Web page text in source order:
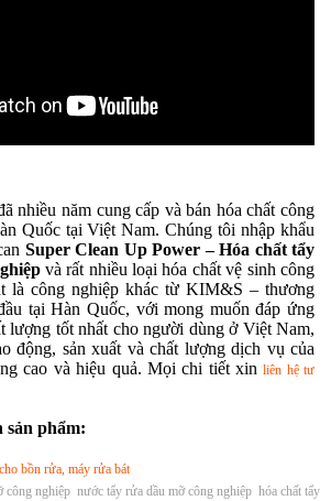
nhiều năm cung cấp và bán hóa chất công
Quốc tại Việt Nam. Chúng tôi nhập khẩu
Super Clean Up Power – Hóa chất tẩy
và rất nhiều loại hóa chất vệ sinh công
là công nghiệp khác từ KIM&S – thương
tại Hàn Quốc, với mong muốn đáp ứng
lượng tốt nhất cho người dùng ở Việt Nam,
động, sản xuất và chất lượng dịch vụ của
cao và hiệu quả. Mọi chi tiết xinliên hệ tư
sản phẩm:
bồn rửa, máy rửa bát
công nghiệp nước tẩy rửa dầu mỡ công nghiệp hóa chất tẩy